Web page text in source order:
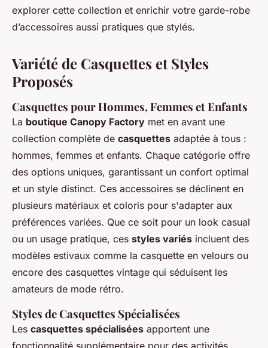
explorer cette collection et enrichir votre garde-robe
d’accessoires aussi pratiques que stylés.
Variété de Casquettes et Styles
Proposés
Casquettes pour Hommes, Femmes et Enfants
La boutique Canopy Factory met en avant une
collection complète de casquettes adaptée à tous :
hommes, femmes et enfants. Chaque catégorie offre
des options uniques, garantissant un confort optimal
et un style distinct. Ces accessoires se déclinent en
plusieurs matériaux et coloris pour s'adapter aux
préférences variées. Que ce soit pour un look casual
ou un usage pratique, ces styles variés incluent des
modèles estivaux comme la casquette en velours ou
encore des casquettes vintage qui séduisent les
amateurs de mode rétro.
Styles de Casquettes Spécialisées
Les casquettes spécialisées apportent une
fonctionnalité supplémentaire pour des activités